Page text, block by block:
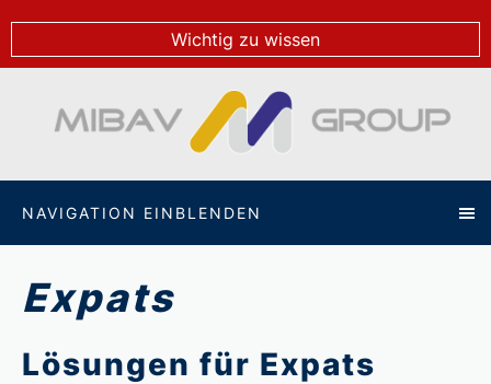
Wichtig zu wissen
NAVIGATION EINBLENDEN
Expats
Lösungen für Expats